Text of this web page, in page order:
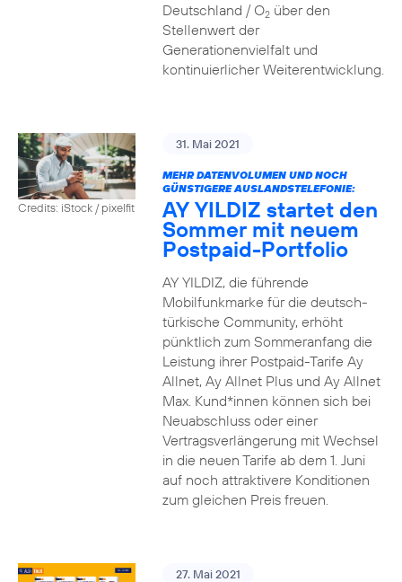
Deutschland / O2über den
Stellenwert der
Generationenvielfalt und
kontinuierlicher Weiterentwicklung.
Credits: iStock / pixelfit
31. Mai 2021
MEHR DATENVOLUMEN UND NOCH
GÜNSTIGERE AUSLANDSTELEFONIE:
AY YILDIZ startet den
Sommer mit neuem
Postpaid-Portfolio
AY YILDIZ, die führende
Mobilfunkmarke für die deutsch-
türkische Community, erhöht
pünktlich zum Sommeranfang die
Leistung ihrer Postpaid-Tarife Ay
Allnet, Ay Allnet Plus und Ay Allnet
Max. Kund*innen können sich bei
Neuabschluss oder einer
Vertragsverlängerung mit Wechsel
in die neuen Tarife ab dem 1. Juni
auf noch attraktivere Konditionen
zum gleichen Preis freuen.
27. Mai 2021